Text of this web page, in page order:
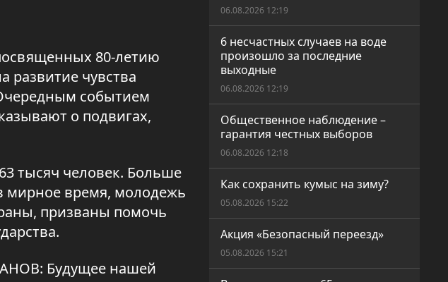
80-летию
чувства
событием
о подвигах,
тысяч человек. Больше
мирное время, молодежь
призваны помочь
Будущее нашей
06.08.2026 12:19
6 несчастных случаев на воде
произошло за последние
выходные
06.08.2026 12:19
Общественное наблюдение –
гарантия честных выборов
06.08.2026 12:18
Как сохранить кумыс на зиму?
05.08.2026 15:22
Акция «Безопасный переезд»
05.08.2026 15:21